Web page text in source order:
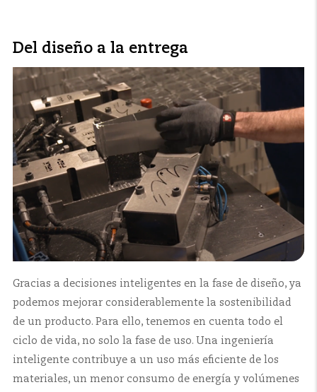
Del diseño a la entrega
Gracias a decisiones inteligentes en la fase de diseño, ya
podemos mejorar considerablemente la sostenibilidad
de un producto. Para ello, tenemos en cuenta todo el
ciclo de vida, no solo la fase de uso. Una ingeniería
inteligente contribuye a un uso más eficiente de los
materiales, un menor consumo de energía y volúmenes